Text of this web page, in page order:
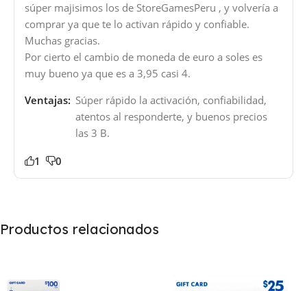
súper majisimos los de StoreGamesPeru , y volvería a
comprar ya que te lo activan rápido y confiable.
Muchas gracias.
Por cierto el cambio de moneda de euro a soles es
muy bueno ya que es a 3,95 casi 4.
Ventajas: Súper rápido la activación, confiabilidad,
atentos al responderte, y buenos precios
las 3 B.
1 0
Productos relacionados